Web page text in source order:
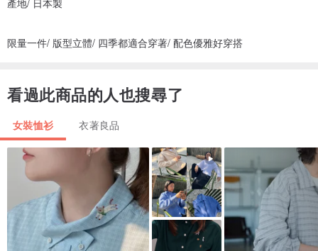
產地/ 日本製
限量一件/ 版型立體/ 四季都適合穿著/ 配色優雅好穿搭
看過此商品的人也搜尋了
女裝恤衫 衣著良品